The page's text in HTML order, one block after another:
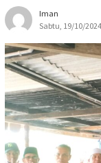
Iman
Sabtu, 19/10/